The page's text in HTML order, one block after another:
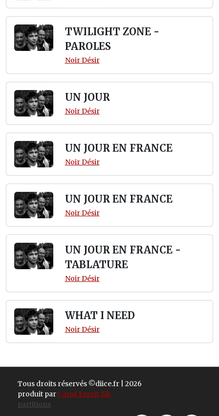
TWILIGHT ZONE -
PAROLES
Noir Désir
UN JOUR
Noir Désir
UN JOUR EN FRANCE
Noir Désir
UN JOUR EN FRANCE
Noir Désir
UN JOUR EN FRANCE -
TABLATURE
Noir Désir
WHAT I NEED
Noir Désir
Tous droits réservés ©diice.fr | 2026
produit par Canal Esprit Zik
partitions